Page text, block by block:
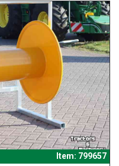
Item: 799657